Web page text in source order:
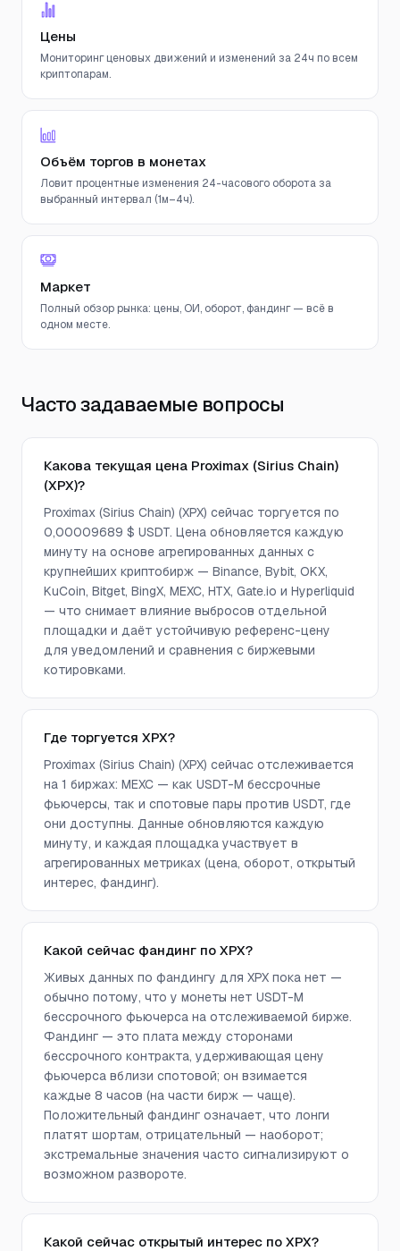
Цены
Мониторинг ценовых движений и изменений за 24ч по всем
криптопарам.
Объём торгов в монетах
Ловит процентные изменения 24-часового оборота за
выбранный интервал (1м–4ч).
Маркет
Полный обзор рынка: цены, ОИ, оборот, фандинг — всё в
одном месте.
Часто задаваемые вопросы
Какова текущая цена Proximax (Sirius Chain)
(XPX)?
Proximax (Sirius Chain) (XPX) сейчас торгуется по
0,00009689 $ USDT. Цена обновляется каждую
минуту на основе агрегированных данных с
крупнейших криптобирж — Binance, Bybit, OKX,
KuCoin, Bitget, BingX, MEXC, HTX, Gate.io и Hyperliquid
— что снимает влияние выбросов отдельной
площадки и даёт устойчивую референс-цену
для уведомлений и сравнения с биржевыми
котировками.
Где торгуется XPX?
Proximax (Sirius Chain) (XPX) сейчас отслеживается
на 1 биржах: MEXC — как USDT-M бессрочные
фьючерсы, так и спотовые пары против USDT, где
они доступны. Данные обновляются каждую
минуту, и каждая площадка участвует в
агрегированных метриках (цена, оборот, открытый
интерес, фандинг).
Какой сейчас фандинг по XPX?
Живых данных по фандингу для XPX пока нет —
обычно потому, что у монеты нет USDT-M
бессрочного фьючерса на отслеживаемой бирже.
Фандинг — это плата между сторонами
бессрочного контракта, удерживающая цену
фьючерса вблизи спотовой; он взимается
каждые 8 часов (на части бирж — чаще).
Положительный фандинг означает, что лонги
платят шортам, отрицательный — наоборот;
экстремальные значения часто сигнализируют о
возможном развороте.
Какой сейчас открытый интерес по XPX?